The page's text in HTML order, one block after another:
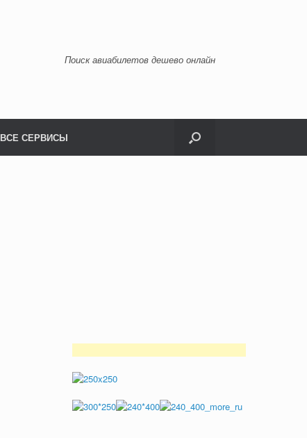
Поиск авиабилетов дешево онлайн
ВСЕ СЕРВИСЫ